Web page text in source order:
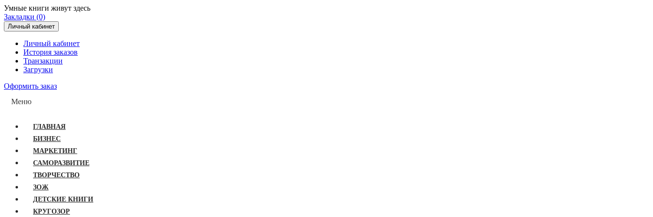
Умные книги живут здесь
Закладки (0)
Личный кабинет
Личный кабинет
История заказов
Транзакции
Загрузки
Оформить заказ
Меню
ГЛАВНАЯ
БИЗНЕС
МАРКЕТИНГ
САМОРАЗВИТИЕ
ТВОРЧЕСТВО
ЗОЖ
ДЕТСКИЕ КНИГИ
КРУГОЗОР